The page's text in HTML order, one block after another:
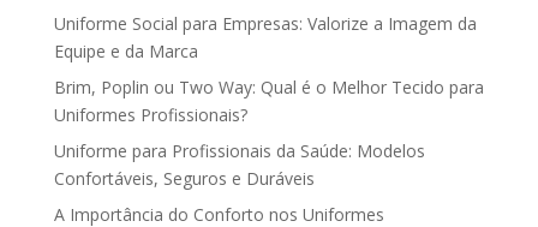
Uniforme Social para Empresas: Valorize a Imagem da
Equipe e da Marca
Brim, Poplin ou Two Way: Qual é o Melhor Tecido para
Uniformes Profissionais?
Uniforme para Profissionais da Saúde: Modelos
Confortáveis, Seguros e Duráveis
A Importância do Conforto nos Uniformes